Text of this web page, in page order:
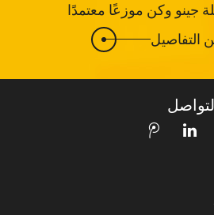
جينو وكن موزعًا معتمدًا
التفاصيل